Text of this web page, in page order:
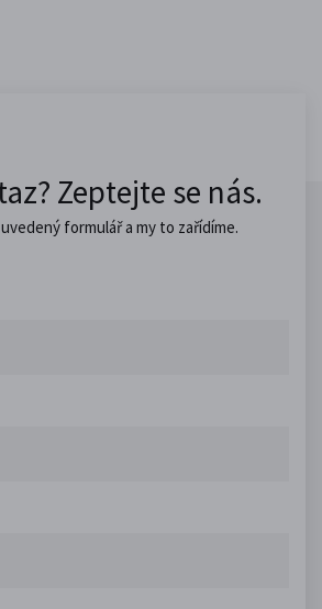
Zeptejte se nás.
formulář a my to zařídíme.